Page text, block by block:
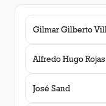
Gilmar Gilberto
Alfredo Hugo Rojas
José Sand